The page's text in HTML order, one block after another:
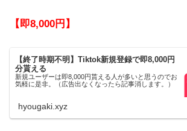
【即8,000円】
【終了時期不明】Tiktok新規登録で即8,000円
分貰える
新規ユーザーは即8,000円貰える人が多いと思うのでお
気軽に是非。（広告出なくなったら記事消します。）
hyougaki.xyz